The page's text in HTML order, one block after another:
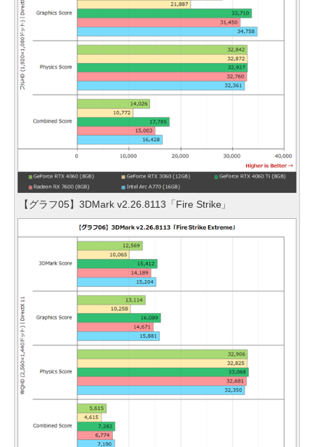
【グラフ05】3DMark v2.26.8113「Fire Strike」